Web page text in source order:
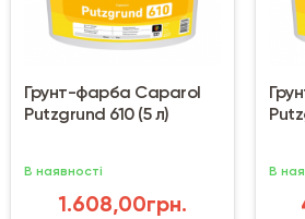
Грунт-фарба Caparol
Putzgrund 610 (5 л)
В наявності
1.608,00грн.
В